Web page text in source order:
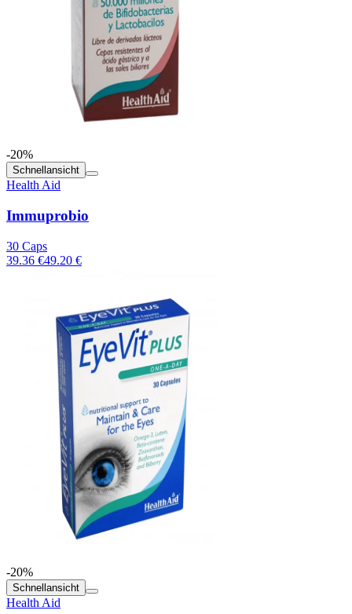
-20%
Schnellansicht
Health Aid
Immuprobio
30 Caps
39.36 €49.20 €
-20%
Schnellansicht
Health Aid